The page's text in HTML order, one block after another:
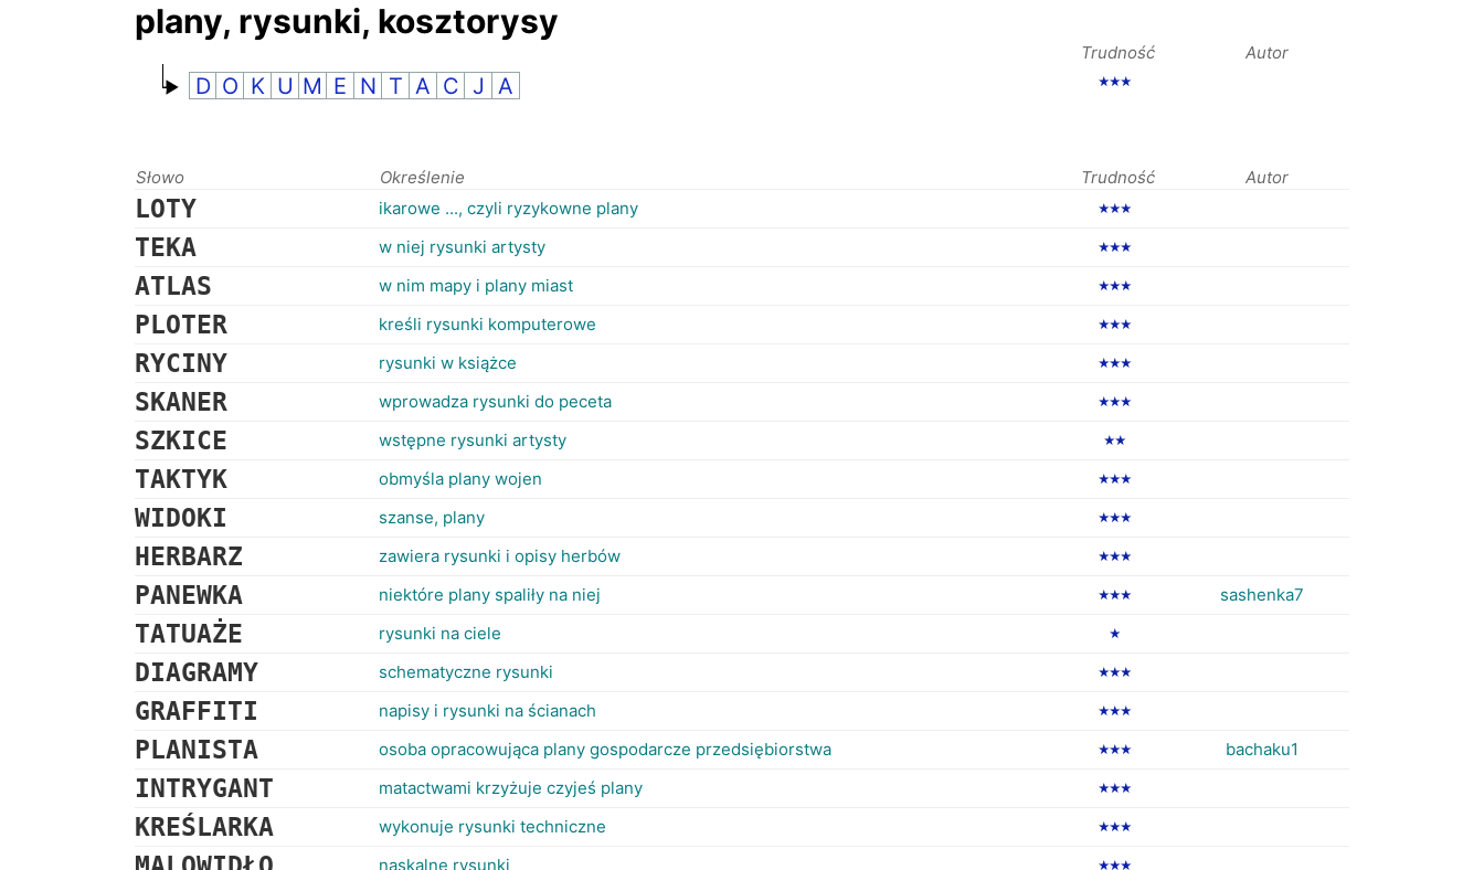
plany, rysunki, kosztorysy
Trudność Autor
D O K U M E N T A C J A ★★★
Słowo Określenie Trudność Autor
LOTY ikarowe ..., czyli ryzykowne plany ★★★
TEKA w niej rysunki artysty ★★★
ATLAS w nim mapy i plany miast ★★★
PLOTER kreśli rysunki komputerowe ★★★
RYCINY rysunki w książce ★★★
SKANER wprowadza rysunki do peceta ★★★
SZKICE wstępne rysunki artysty ★★
TAKTYK obmyśla plany wojen ★★★
WIDOKI szanse, plany ★★★
HERBARZ zawiera rysunki i opisy herbów ★★★
PANEWKA niektóre plany spaliły na niej ★★★ sashenka7
TATUAŻE rysunki na ciele ★
DIAGRAMY schematyczne rysunki ★★★
GRAFFITI napisy i rysunki na ścianach ★★★
PLANISTA osoba opracowująca plany gospodarcze przedsiębiorstwa ★★★ bachaku1
INTRYGANT matactwami krzyżuje czyjeś plany ★★★
KREŚLARKA wykonuje rysunki techniczne ★★★
naskalne rysunki ★★★